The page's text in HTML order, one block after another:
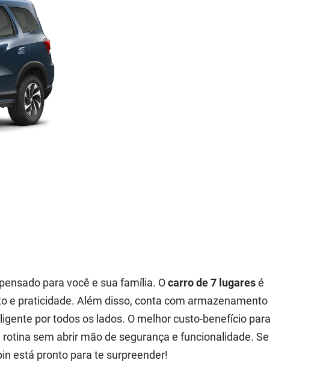
para você e sua família. Ocarro de 7 lugaresé
e praticidade. Além disso, conta com armazenamento
por todos os lados. O melhor custo-benefício para
sem abrir mão de segurança e funcionalidade. Se
está pronto para te surpreender!